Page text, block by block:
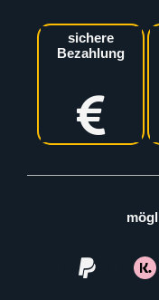
sichere
Bezahlung